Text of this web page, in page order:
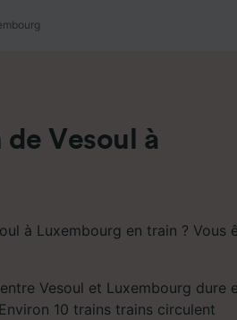
Vesoul à
à Luxembourg en train ? Vous
Vesoul et Luxembourg dure
10 trains trains circulent
développement de services.
Liste de nos partenaires